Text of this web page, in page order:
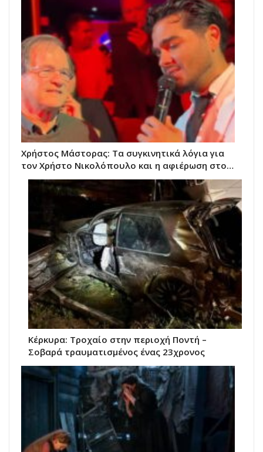
Χρήστος Μάστορας: Τα συγκινητικά λόγια για
τον Χρήστο Νικολόπουλο και η αφιέρωση στο…
Κέρκυρα: Τροχαίο στην περιοχή Ποντή –
Σοβαρά τραυματισμένος ένας 23χρονος